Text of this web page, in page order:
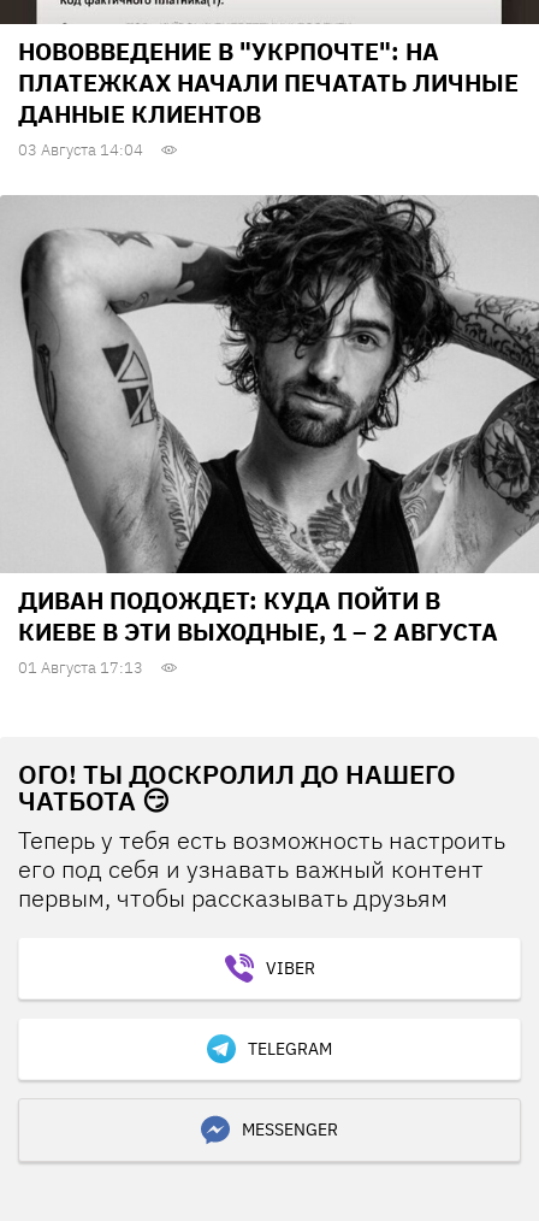
НОВОВВЕДЕНИЕ В "УКРПОЧТЕ": НА
ПЛАТЕЖКАХ НАЧАЛИ ПЕЧАТАТЬ ЛИЧНЫЕ
ДАННЫЕ КЛИЕНТОВ
03 Августа 14:04
ДИВАН ПОДОЖДЕТ: КУДА ПОЙТИ В
КИЕВЕ В ЭТИ ВЫХОДНЫЕ, 1 – 2 АВГУСТА
01 Августа 17:13
ОГО! ТЫ ДОСКРОЛИЛ ДО НАШЕГО
ЧАТБОТА 😏
Теперь у тебя есть возможность настроить
его под себя и узнавать важный контент
первым, чтобы рассказывать друзьям
VIBER
TELEGRAM
MESSENGER